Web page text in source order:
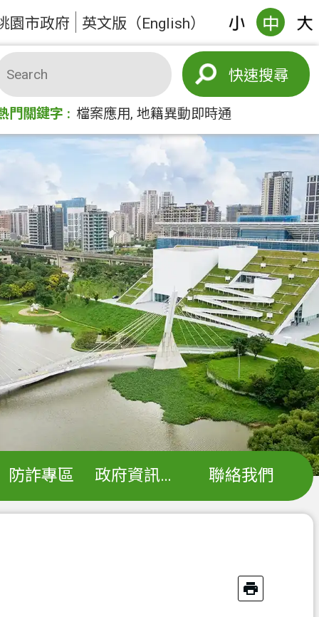
園市政府 英文版（English）
搜尋
門關鍵字 檔案應用 地籍異動即時通
防詐專區 政府資訊公開 聯絡我們